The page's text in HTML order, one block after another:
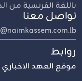
باللغة الفرنسية من
تواصل معنا
روابط
موقع العهد الاخباري